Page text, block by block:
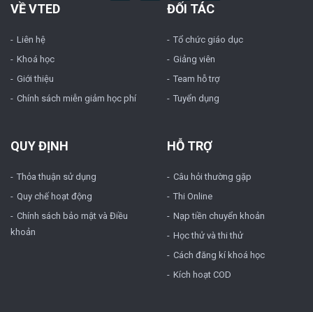
VỀ VTED
Liên hệ
Khoá học
Giới thiệu
Chính sách miễn giảm học phí
ĐỐI TÁC
Tổ chức giáo dục
Giảng viên
Team hỗ trợ
Tuyển dụng
QUY ĐỊNH
Thỏa thuận sử dụng
Quy chế hoạt động
Chính sách bảo mật và Điều
khoản
HỖ TRỢ
Câu hỏi thường gặp
Thi Online
Nạp tiền chuyển khoản
Học thử và thi thử
Cách đăng kí khoá học
Kích hoạt COD